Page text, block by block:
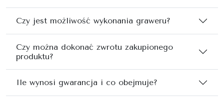
Czy jest możliwość wykonania graweru?
Czy można dokonać zwrotu zakupionego
produktu?
Ile wynosi gwarancja i co obejmuje?